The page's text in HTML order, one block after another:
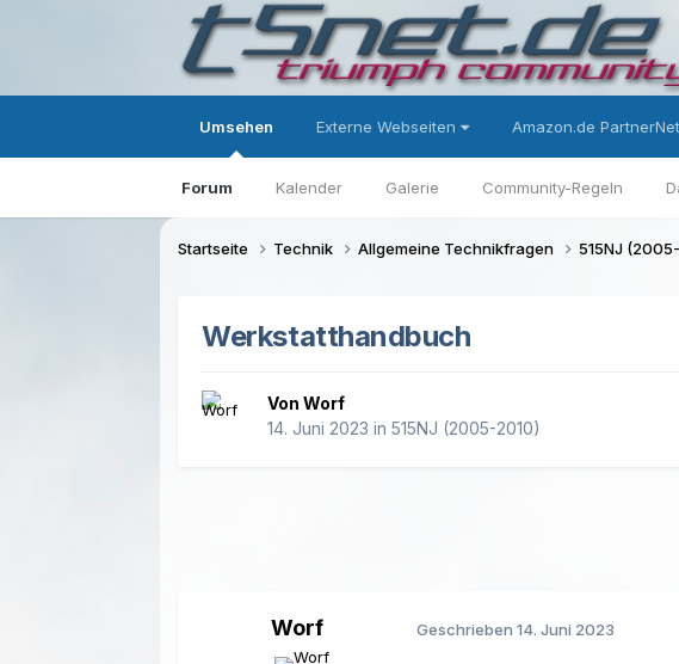
Umsehen
Forum Kalender Galerie Community-Regeln
Externe Webseiten Amazon.de PartnerNet
Startseite Technik Allgemeine Technikfragen 515NJ
Werkstatthandbuch
Von Worf
14. Juni 2023 in515NJ (2005-2010)
Worf Geschrieben14. Juni 2023